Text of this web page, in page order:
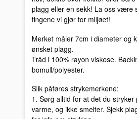
plagg eller en sekk! La oss være
tingene vi gjør for miljøet!
Merket måler 7cm i diameter og
ønsket plagg.
Tråd i 100% rayon viskose.
bomull/polyester.
Slik påføres strykemerkene:
1. Sørg alltid for at det du stryker
varme, og ikke smelter. Sjekk